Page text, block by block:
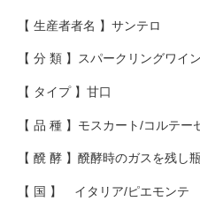
【 生産者者名 】サンテロ
【 分 類 】スパークリングワイン
【 タイプ 】甘口
【 品 種 】モスカート/コルテー
【 醗 酵 】醗酵時のガスを残し
【 国 】 イタリア/ピエモンテ